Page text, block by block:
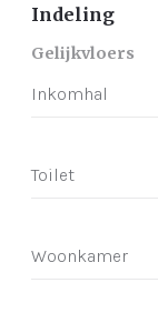
Indeling
Gelijkvloers
Inkomhal
Toilet
Woonkamer